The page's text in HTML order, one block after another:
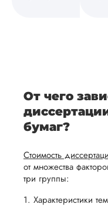
а также
темы.
и
проведения
проверки
работы,
установленная
сумма
будет
возвращена
мы
От чего
бумаг?
Стоимость
от множества
три группы:
1. Характеристики